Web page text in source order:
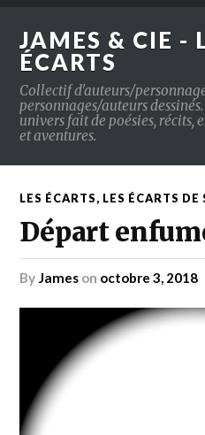
JAMES & CIE -
ÉCARTS
Collectif d'auteurs/
personnages/auteurs
univers fait de poésies, récits,
et aventures.
LES ÉCARTS, LES ÉCARTS
Départ
by James on octobre 3, 2018